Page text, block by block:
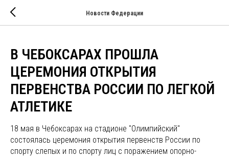
Новости Федерации
В ЧЕБОКСАРАХ ПРОШЛА
ЦЕРЕМОНИЯ ОТКРЫТИЯ
ПЕРВЕНСТВА РОССИИ ПО ЛЕГКОЙ
АТЛЕТИКЕ
18 мая в Чебоксарах на стадионе "Олимпийский"
состоялась церемония открытия первенств России по
спорту слепых и по спорту лиц с поражением опорно-